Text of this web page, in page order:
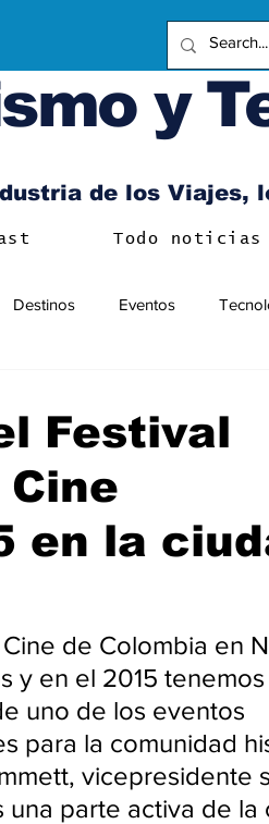
y
de los Viajes,
Todo noticias
Destinos Eventos
Festival
en la
de Colombia en
y en el 2015
uno de los eventos
para la comunidad
vicepresidente
una parte activa de la